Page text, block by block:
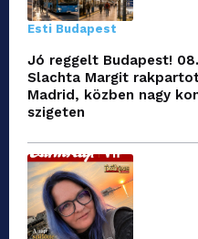
Esti Budapest
Jó reggelt Budapest!
Slachta Margit
Madrid, közben nagy
szigeten